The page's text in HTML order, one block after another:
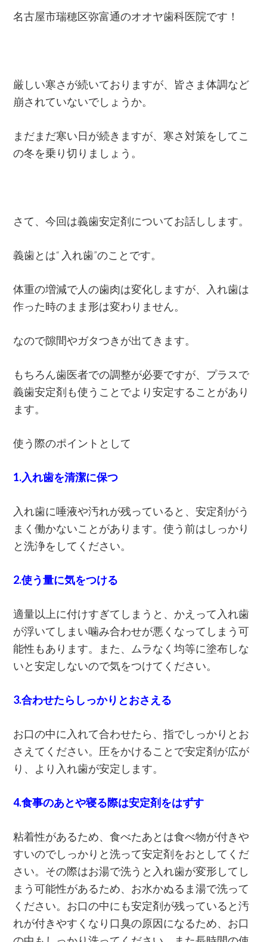
名古屋市瑞穂区弥富通のオオヤ歯科医院です！
厳しい寒さが続いておりますが、皆さま体調など
崩されていないでしょうか。
まだまだ寒い日が続きますが、寒さ対策をしてこ
の冬を乗り切りましょう。
さて、今回は義歯安定剤についてお話しします。
義歯とは“ 入れ歯”のことです。
体重の増減で人の歯肉は変化しますが、入れ歯は
作った時のまま形は変わりません。
なので隙間やガタつきが出てきます。
もちろん歯医者での調整が必要ですが、プラスで
義歯安定剤も使うことでより安定することがあり
ます。
使う際のポイントとして
1.入れ歯を清潔に保つ
入れ歯に唾液や汚れが残っていると、安定剤がう
まく働かないことがあります。使う前はしっかり
と洗浄をしてください。
2.使う量に気をつける
適量以上に付けすぎてしまうと、かえって入れ歯
が浮いてしまい噛み合わせが悪くなってしまう可
能性もあります。また、ムラなく均等に塗布しな
いと安定しないので気をつけてください。
3.合わせたらしっかりとおさえる
お口の中に入れて合わせたら、指でしっかりとお
さえてください。圧をかけることで安定剤が広が
り、より入れ歯が安定します。
4.食事のあとや寝る際は安定剤をはずす
粘着性があるため、食べたあとは食べ物が付きや
すいのでしっかりと洗って安定剤をおとしてくだ
さい。その際はお湯で洗うと入れ歯が変形してし
まう可能性があるため、お水かぬるま湯で洗って
ください。お口の中にも安定剤が残っていると汚
れが付きやすくなり口臭の原因になるため、お口